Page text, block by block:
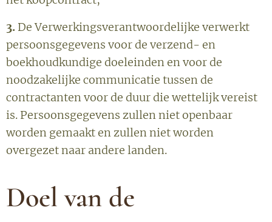
3. De Verwerkingsverantwoordelijke verwerkt
persoonsgegevens voor de verzend- en
boekhoudkundige doeleinden en voor de
noodzakelijke communicatie tussen de
contractanten voor de duur die wettelijk vereist
is. Persoonsgegevens zullen niet openbaar
worden gemaakt en zullen niet worden
overgezet naar andere landen.
Doel van de